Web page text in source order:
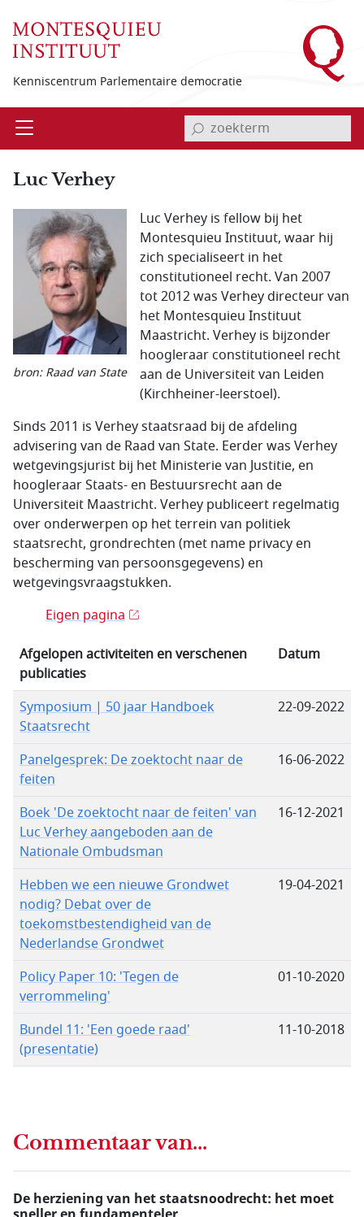
Kenniscentrum Parlementaire democratie
Open invoerveld zoekterm
Luc Verhey
bron: Raad van State
Luc Verhey is fellow bij het
Montesquieu Instituut, waar hij
zich specialiseert in het
constitutioneel recht. Van 2007
tot 2012 was Verhey directeur van
het Montesquieu Instituut
Maastricht. Verhey is bijzonder
hoogleraar constitutioneel recht
aan de Universiteit van Leiden
(Kirchheiner-leerstoel).
Sinds 2011 is Verhey staatsraad bij de afdeling
advisering van de Raad van State. Eerder was Verhey
wetgevingsjurist bij het Ministerie van Justitie, en
hoogleraar Staats- en Bestuursrecht aan de
Universiteit Maastricht. Verhey publiceert regelmatig
over onderwerpen op het terrein van politiek
staatsrecht, grondrechten (met name privacy en
bescherming van persoonsgegevens) en
wetgevingsvraagstukken.
Eigen pagina
Afgelopen activiteiten en verschenen
publicaties
Datum
Symposium | 50 jaar Handboek
Staatsrecht
22-09-2022
Panelgesprek: De zoektocht naar de
feiten
16-06-2022
Boek 'De zoektocht naar de feiten' van
Luc Verhey aangeboden aan de
Nationale Ombudsman
16-12-2021
Hebben we een nieuwe Grondwet
nodig? Debat over de
toekomstbestendigheid van de
Nederlandse Grondwet
19-04-2021
Policy Paper 10: 'Tegen de
verrommeling'
01-10-2020
Bundel 11: 'Een goede raad'
(presentatie)
11-10-2018
Commentaar van...
De herziening van het staatsnoodrecht: het moet